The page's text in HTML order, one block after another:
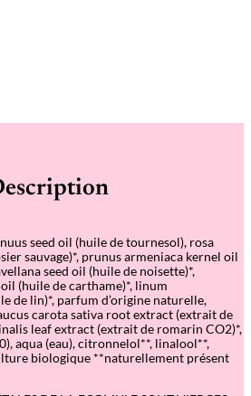
seed oil (huile de tournesol), rosa
sauvage)*, prunus armeniaca kernel oil
seed oil (huile de noisette)*,
(huile de carthame)*, linum
de lin)*, parfum d’origine naturelle,
carota sativa root extract (extrait de
leaf extract (extrait de romarin CO2)*,
aqua (eau), citronnelol**, linalool**,
biologique **naturellement présent